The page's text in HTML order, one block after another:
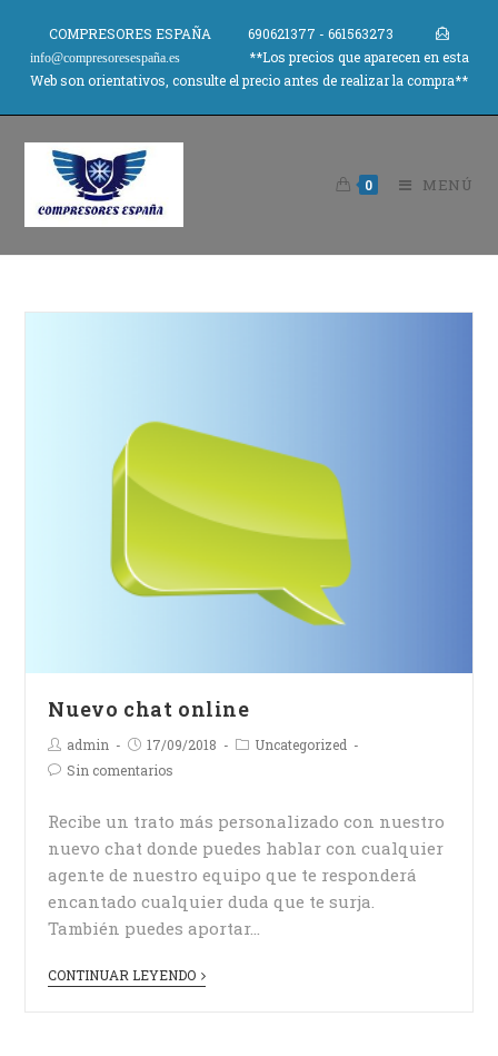
COMPRESORES ESPAÑA 690621377 - 661563273
info@compresoresespaña.es
**Los precios que aparecen en esta
Web son orientativos, consulte el precio antes de realizar la compra**
0 MENÚ
Nuevo chat online
admin 17/09/2018
Uncategorized
Sin comentarios
Recibe un trato más personalizado con nuestro
nuevo chat donde puedes hablar con cualquier
agente de nuestro equipo que te responderá
encantado cualquier duda que te surja.
También puedes aportar…
CONTINUAR LEYENDO